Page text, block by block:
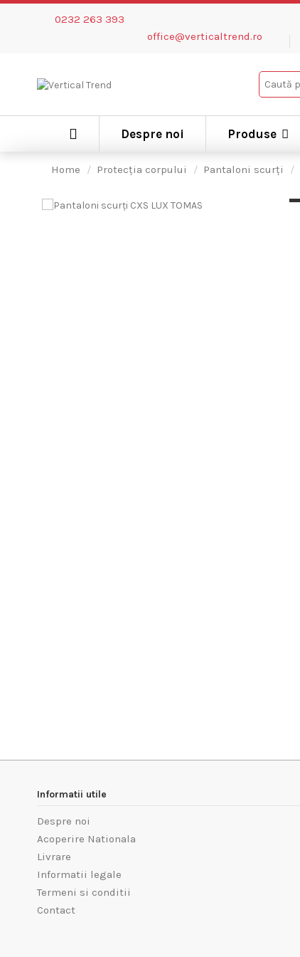
0232 263 393
office@verticaltrend.ro
Despre noi Produse
Home Protecția corpului Pantaloni scurți
Informatii utile
Despre noi
Acoperire Nationala
Livrare
Informatii legale
Termeni si conditii
Contact